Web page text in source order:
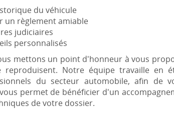
du véhicule
un règlement amiable
judiciaires
personnalisés
mettons un point d'honneur à vous
Notre équipe travaille en
du secteur automobile, afin de
permet de bénéficier d'un
de votre dossier.